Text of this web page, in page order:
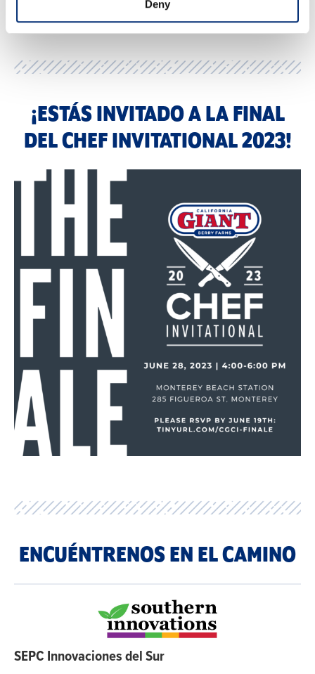
Deny
¡ESTÁS INVITADO A LA FINAL
DEL CHEF INVITATIONAL 2023!
ENCUÉNTRENOS EN EL CAMINO
SEPC Innovaciones del Sur